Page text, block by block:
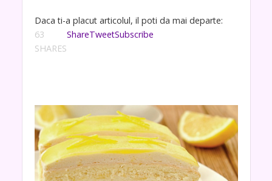
Daca ti-a placut articolul, il poti da mai departe:
63
SHARES
ShareTweetSubscribe